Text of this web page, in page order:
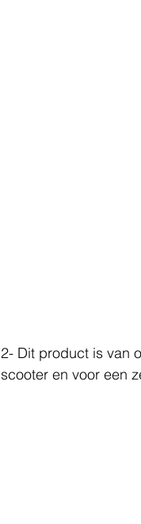
2- Dit product is van
scooter en voor een